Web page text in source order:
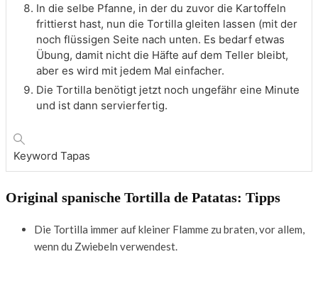
In die selbe Pfanne, in der du zuvor die Kartoffeln
frittierst hast, nun die Tortilla gleiten lassen (mit der
noch flüssigen Seite nach unten. Es bedarf etwas
Übung, damit nicht die Häfte auf dem Teller bleibt,
aber es wird mit jedem Mal einfacher.
Die Tortilla benötigt jetzt noch ungefähr eine Minute
und ist dann servierfertig.
Keyword Tapas
Original spanische Tortilla de Patatas: Tipps
Die Tortilla immer auf kleiner Flamme zu braten, vor allem,
wenn du Zwiebeln verwendest.